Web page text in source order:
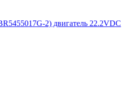
2) двигатель 22.2VDC